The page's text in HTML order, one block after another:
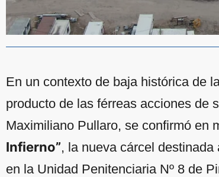
En un contexto de baja histórica de
producto de las férreas acciones de
Maximiliano Pullaro, se confirmó en
Infierno”, la nueva cárcel destinada
en la Unidad Penitenciaria Nº 8 de